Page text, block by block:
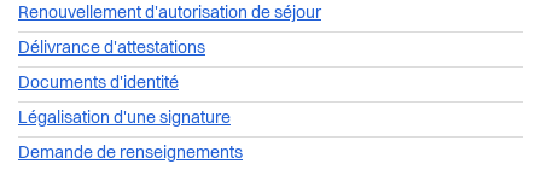
Renouvellement d'autorisation de séjour
Délivrance d'attestations
Documents d'identité
Légalisation d'une signature
Demande de renseignements